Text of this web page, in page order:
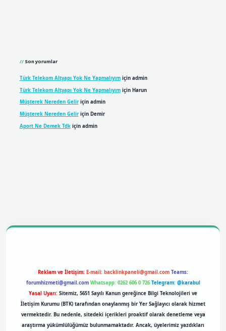
Son yorumlar
Türk Telekom Altyapı Yok Ne Yapmalıyımiçin admin
Türk Telekom Altyapı Yok Ne Yapmalıyımiçin Harun
Müşterek Nereden Geliriçin admin
Müşterek Nereden Geliriçin Demir
Aport Ne Demek Tdkiçin admin
Reklam ve İletişim: E-mail: backlinkpaneli@gmail.com Teams:
forumhizmeti@gmail.com Whatsapp: 0262 606 0 726 Telegram: @karabul
Yasal Uyarı: Sitemiz, 5651 Sayılı Kanun gereğince Bilgi Teknolojileri ve
İletişim Kurumu (BTK) tarafından onaylanmış bir Yer Sağlayıcı olarak hizmet
vermektedir. Bu nedenle, sitedeki içerikleri proaktif olarak denetleme veya
araştırma yükümlülüğümüz bulunmamaktadır. Ancak, üyelerimiz yazdıkları